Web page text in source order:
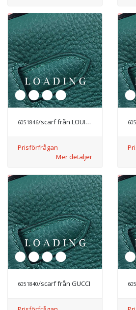
6051846/scarf från LOUIS VUITTON
Prisförfrågan
Mer detaljer
6051840/scarf från GUCCI